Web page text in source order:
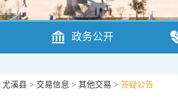
政务公开
尤溪县 > 交易信息 > 其他交易 > 答疑公告